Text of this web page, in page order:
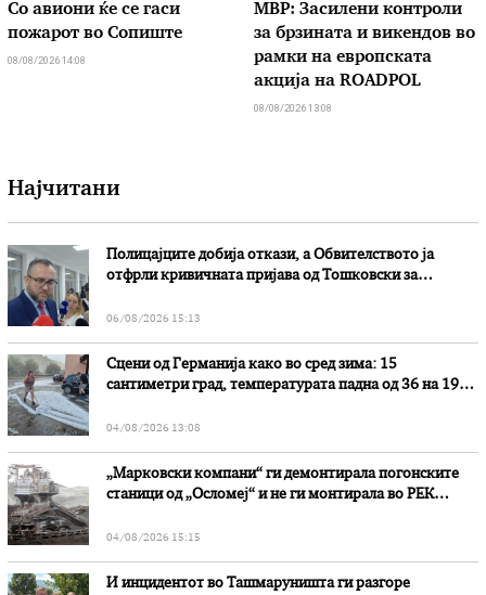
Со авиони ќе се гаси
пожарот во Сопиште
08/08/2026 14:08
МВР: Засилени контроли
за брзината и викендов во
рамки на европската
акција на ROADPOL
08/08/2026 13:08
Најчитани
Полицајците добија откази, а Обвителството ја
отфрли кривичната пријава од Тошковски за
06/08/2026 15:13
Сцени од Германија како во сред зима: 15
сантиметри град, температурата падна од 36 на 19
04/08/2026 13:08
„Марковски компани“ ги демонтирала погонските
станици од „Осломеј“ и не ги монтирала во РЕК
04/08/2026 15:15
И инцидентот во Ташмаруништa ги разгоре